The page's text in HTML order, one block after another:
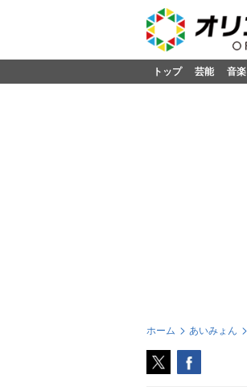
トップ 芸能 音楽
ホーム あいみょん